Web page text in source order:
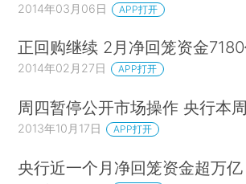
2014年03月06日 APP打开
正回购继续 2月净回笼资金
2014年02月27日 APP打开
周四暂停公开市场操作 央行本
2013年10月17日 APP打开
央行近一个月净回笼资金超万亿